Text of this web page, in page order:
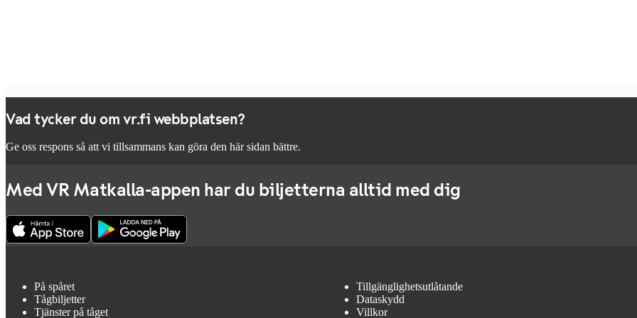
Vad tycker du om vr.fi webbplatsen?
Ge oss respons så att vi tillsammans kan göra den här sidan bättre.
Med VR Matkalla-appen har du biljetterna alltid med dig
På spåret
Tågbiljetter
Tjänster på tåget
Tillgänglighetsutlåtande
Dataskydd
Villkor